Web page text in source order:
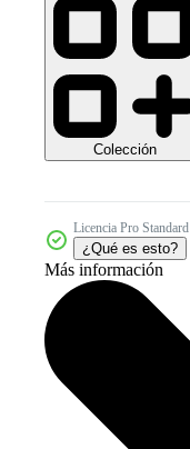
Colección
Licencia Pro Standard
¿Qué es esto?
Más información